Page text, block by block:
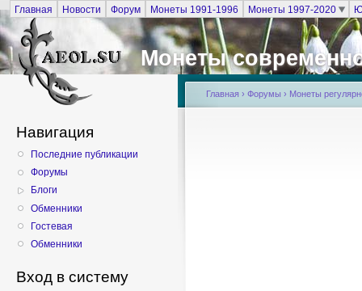
Главная Новости Форум Монеты 1991-1996 Монеты 1997-2020
Монеты
Навигация
Последние публикации
Форумы
Блоги
Обменники
Гостевая
Обменники
Вход в систему
Главная › Форумы › Монеты